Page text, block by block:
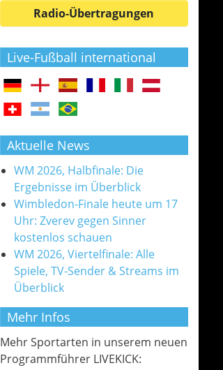
Radio-Übertragungen
Live-Fußball international
Aktuelle News
WM 2026, Halbfinale: Die
Ergebnisse im Überblick
Wimbledon-Finale heute um 17
Uhr: Zverev gegen Sinner
kostenlos schauen
WM 2026, Viertelfinale: Alle
Spiele, TV-Sender & Streams im
Überblick
Mehr Infos
Mehr Sportarten in unserem neuen
Programmführer LIVEKICK: